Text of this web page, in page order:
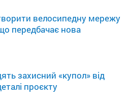
велосипедну мережу
передбачає нова
захисний «купол» від
проєкту